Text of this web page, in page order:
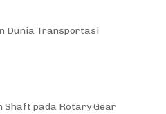
Dunia Transportasi
Shaft pada Rotary Gear